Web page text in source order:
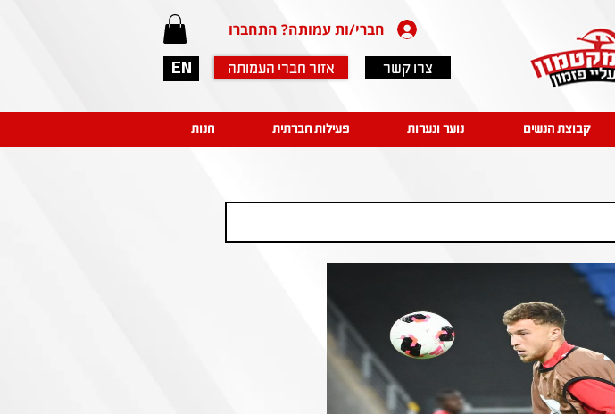
EN
חברי/ות עמותה? התחברו
אזור חברי העמותה צרו קשר
קבוצת הנשים נוער ונערות פעילות חברתית חנות